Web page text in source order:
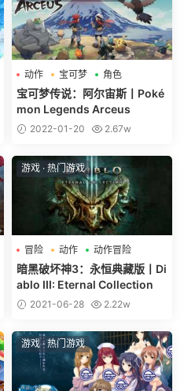
动作 宝可梦 角色
宝可梦传说：阿尔宙斯丨Poké
mon Legends Arceus
2022-01-20 2.67w
游戏 · 热门游戏
冒险 动作 动作冒险
暗黑破坏神3：永恒典藏版丨Di
ablo III: Eternal Collection
2021-06-28 2.22w
游戏·热门游戏